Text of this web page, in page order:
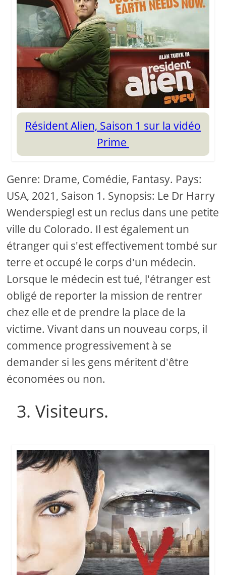
Résident Alien, Saison 1 sur la vidéo
Prime
Genre: Drame, Comédie, Fantasy. Pays:
USA, 2021, Saison 1. Synopsis: Le Dr Harry
Wenderspiegl est un reclus dans une petite
ville du Colorado. Il est également un
étranger qui s'est effectivement tombé sur
terre et occupé le corps d'un médecin.
Lorsque le médecin est tué, l'étranger est
obligé de reporter la mission de rentrer
chez elle et de prendre la place de la
victime. Vivant dans un nouveau corps, il
commence progressivement à se
demander si les gens méritent d'être
économées ou non.
3. Visiteurs.